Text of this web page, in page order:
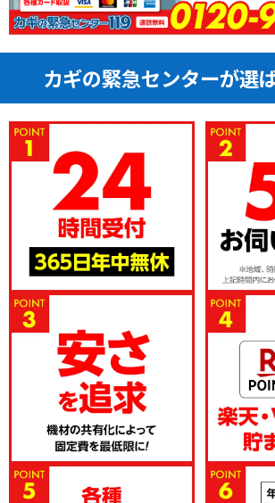
カギの緊急センターが選